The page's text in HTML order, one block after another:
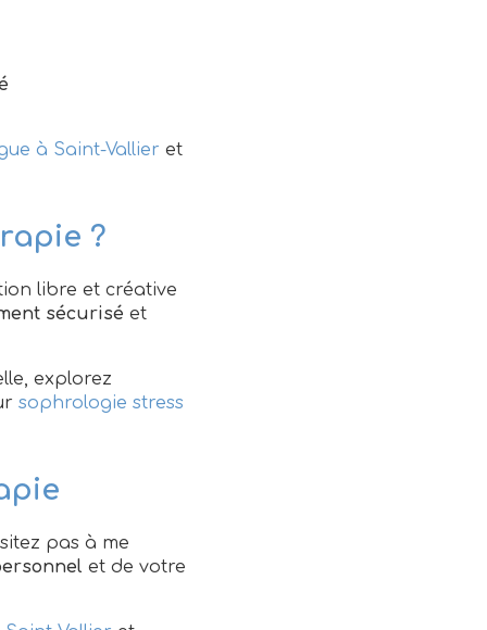
à Saint-Vallier et
?
libre et créative
sécurisé et
explorez
sophrologie stress
pas à me
et de votre